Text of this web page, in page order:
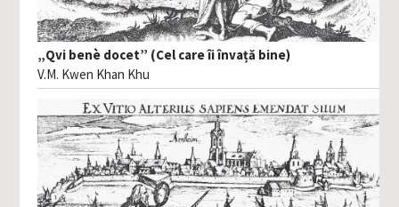
„Qvi benè docet” (Cel care îi învață bine)
V.M. Kwen Khan Khu